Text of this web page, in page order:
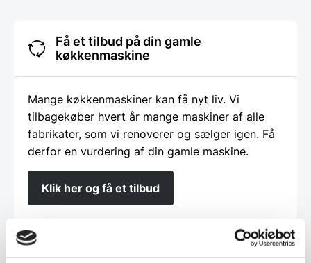
Få et tilbud på din gamle
køkkenmaskine
Mange køkkenmaskiner kan få nyt liv. Vi
tilbagekøber hvert år mange maskiner af alle
fabrikater, som vi renoverer og sælger igen. Få
derfor en vurdering af din gamle maskine.
Klik her og få et tilbud
Finansiering